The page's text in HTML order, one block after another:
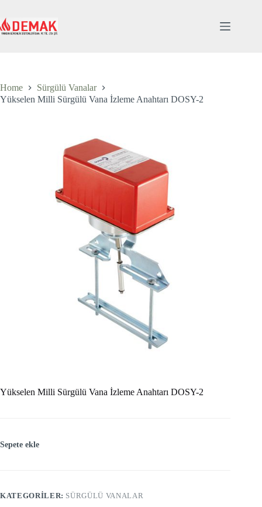
content
Home
Sürgülü Vanalar
Yükselen Milli Sürgülü Vana İzleme Anahtarı DOSY-2
Yükselen Milli Sürgülü Vana İzleme Anahtarı DOSY-2
Sepete ekle
KATEGORILER: SÜRGÜLÜ VANALAR